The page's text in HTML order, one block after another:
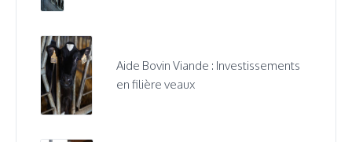
Aide Bovin Viande : Investissements
en filière veaux